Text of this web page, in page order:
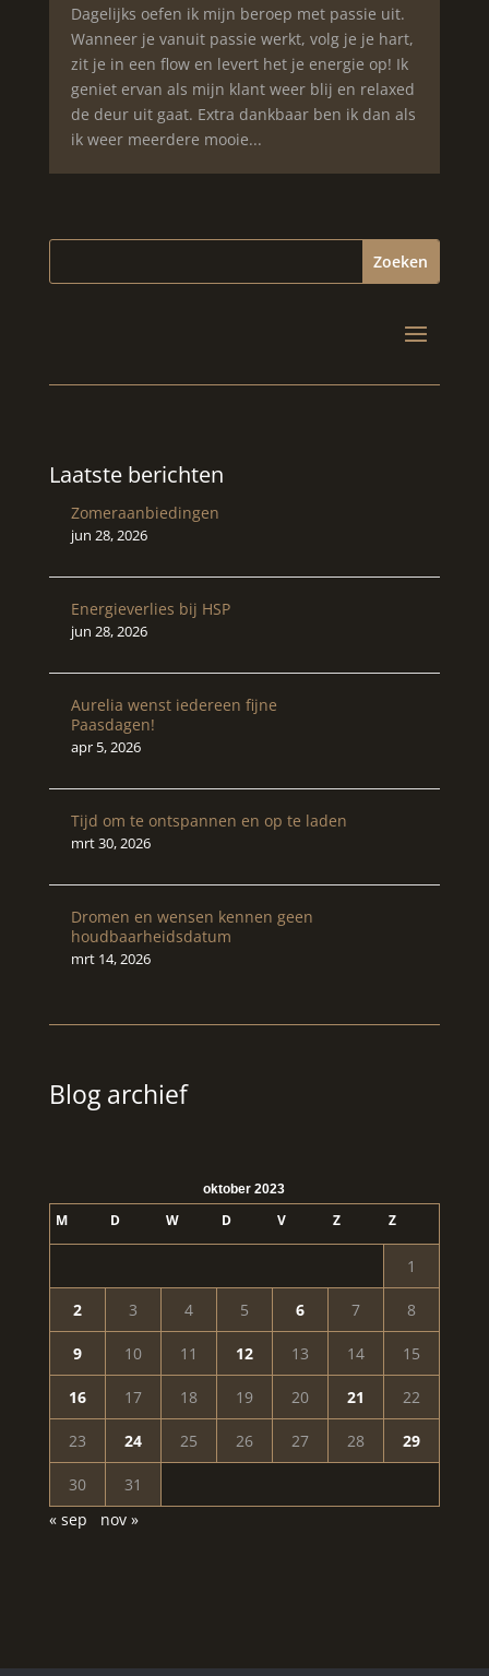
Dagelijks oefen ik mijn beroep met passie uit.
Wanneer je vanuit passie werkt, volg je je hart,
zit je in een flow en levert het je energie op! Ik
geniet ervan als mijn klant weer blij en relaxed
de deur uit gaat. Extra dankbaar ben ik dan als
ik weer meerdere mooie...
Laatste berichten
Zomeraanbiedingen
jun 28, 2026
Energieverlies bij HSP
jun 28, 2026
Aurelia wenst iedereen fijne
Paasdagen!
apr 5, 2026
Tijd om te ontspannen en op te laden
mrt 30, 2026
Dromen en wensen kennen geen
houdbaarheidsdatum
mrt 14, 2026
Blog archief
oktober 2023
M D W D V Z Z
1
2 3 4 5 6 7 8
9 10 11 12 13 14 15
16 17 18 19 20 21 22
23 24 25 26 27 28 29
30
31
« sep
nov »